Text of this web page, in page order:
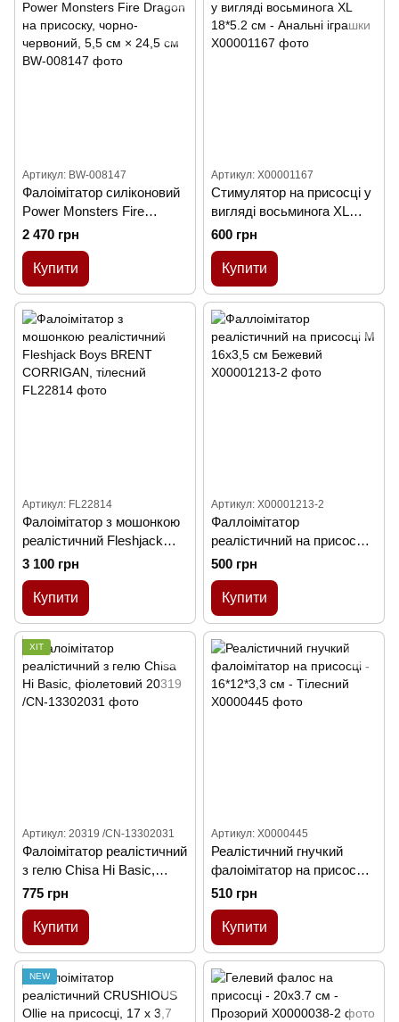
Артикул: BW-008147
Фалоімітатор силіконовий
Power Monsters Fire
Dragon на присоску, чорно-
червоний, 5,5 см × 24,5 см
2 470 грн
Купити
Артикул: X00001167
Стимулятор на присосці у
вигляді восьминога XL
18*5.2 см - Анальні іграшки
600 грн
Купити
Артикул: FL22814
Фалоімітатор з мошонкою
реалістичний Fleshjack
Boys BRENT CORRIGAN,
тілесний
3 100 грн
Купити
Артикул: X00001213-2
Фаллоімітатор
реалістичний на присосці
M 16х3,5 см Бежевий
500 грн
Купити
ХІТ
Артикул: 20319 /CN-13302031
Фалоімітатор реалістичний
з гелю Chisa Hi Basic,
фіолетовий
775 грн
Купити
Артикул: X0000445
Реалістичний гнучкий
фалоімітатор на присосці -
16*12*3,3 см - Тілесний
510 грн
Купити
NEW